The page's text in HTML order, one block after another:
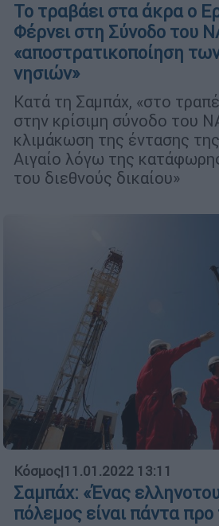
Το τραβάει στα άκρα ο
Φέρνει στη Σύνοδο του
«αποστρατικοποίηση
νησιών»
Κατά τη Σαμπάχ, «στο
στην κρίσιμη σύνοδο του
κλιμάκωση της έντασης
Αιγαίο λόγω της
του διεθνούς δικαίου»
Κόσμος|11.01.2022 13:11
Σαμπάχ: «Ένας
πόλεμος είναι πάντα